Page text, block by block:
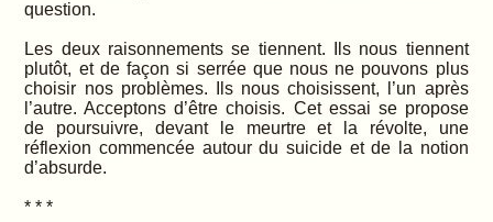
question.
Les deux raisonnements se tiennent. Ils nous tiennent
plutôt, et de façon si serrée que nous ne pouvons plus
choisir nos problèmes. Ils nous choisissent, l’un après
l’autre. Acceptons d’être choisis. Cet essai se propose
de poursuivre, devant le meurtre et la révolte, une
réflexion commencée autour du suicide et de la notion
d’absurde.
* * *